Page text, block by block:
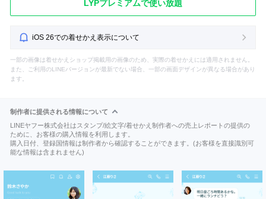
LYPプレミアムで使い放題
iOS 26での着せかえ表示について
一部の画像は着せかえショップ掲載用の画像のため、実際の着せかえには適用されません。
また、ご利用のLINEバージョンが最新でない場合、一部の画面デザインが異なる場合があり
ます。
制作者に提供される情報について
LINEヤフー株式会社はスタンプ/絵文字/着せかえ制作者への売上レポートの提供の
ために、お客様の購入情報を利用します。
購入日付、登録国情報は制作者から確認することができます。(お客様を直接識別可
能な情報は含まれません)